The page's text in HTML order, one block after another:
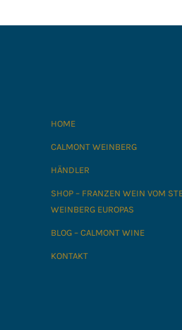
HOME
CALMONT WEINBERG
HÄNDLER
SHOP – FRANZEN WEIN VOM
WEINBERG EUROPAS
BLOG – CALMONT WINE
KONTAKT